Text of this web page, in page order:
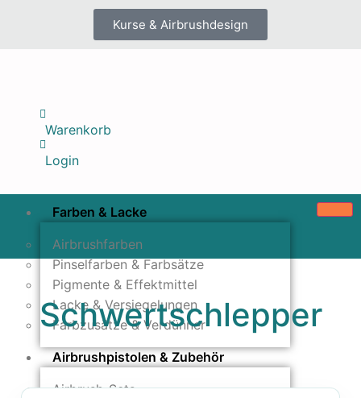
Kurse & Airbrushdesign
Warenkorb
Login
Farben & Lacke
Airbrushfarben
Pinselfarben & Farbsätze
Pigmente & Effektmittel
Lacke & Versiegelungen
Farbzusätze & Verdünner
Airbrushpistolen & Zubehör
Airbrush-Sets
Schwertschlepper